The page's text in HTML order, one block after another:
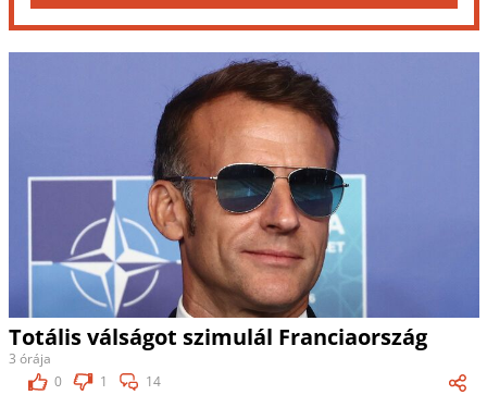
Totális válságot szimulál Franciaország
3 órája
0
1 14